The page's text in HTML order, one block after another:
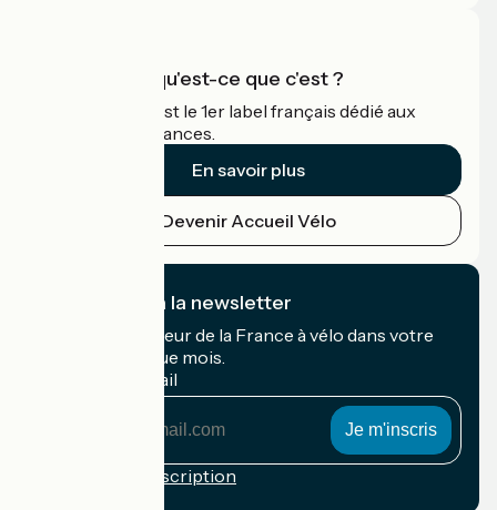
Accueil Vélo qu'est-ce que c'est ?
Accueil Vélo c'est le 1er label français dédié aux
cyclistes en vacances.
En savoir plus
Devenir Accueil Vélo
Je m'abonne à la newsletter
Recevez le meilleur de la France à vélo dans votre
boîte mail chaque mois.
Mon adresse mail
Conditions d'inscription